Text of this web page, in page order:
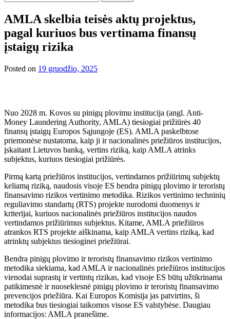
AMLA skelbia teisės aktų projektus,
pagal kuriuos bus vertinama finansų
įstaigų rizika
Posted on 19 gruodžio, 2025
Nuo 2028 m. Kovos su pinigų plovimu institucija (angl. Anti-
Money Laundering Authority, AMLA) tiesiogiai prižiūrės 40
finansų įstaigų Europos Sąjungoje (ES). AMLA paskelbtose
priemonėse nustatoma, kaip ji ir nacionalinės priežiūros institucijos,
įskaitant Lietuvos banką, vertins riziką, kaip AMLA atrinks
subjektus, kuriuos tiesiogiai prižiūrės.
Pirmą kartą priežiūros institucijos, vertindamos prižiūrimų subjektų
keliamą riziką, naudosis visoje ES bendra pinigų plovimo ir teroristų
finansavimo rizikos vertinimo metodika. Rizikos vertinimo techninių
reguliavimo standartų (RTS) projekte nurodomi duomenys ir
kriterijai, kuriuos nacionalinės priežiūros institucijos naudos
vertindamos prižiūrimus subjektus. Kitame, AMLA priežiūros
atrankos RTS projekte aiškinama, kaip AMLA vertins riziką, kad
atrinktų subjektus tiesioginei priežiūrai.
Bendra pinigų plovimo ir teroristų finansavimo rizikos vertinimo
metodika siekiama, kad AMLA ir nacionalinės priežiūros institucijos
vienodai suprastų ir vertintų rizikas, kad visoje ES būtų užtikrinama
patikimesnė ir nuoseklesnė pinigų plovimo ir teroristų finansavimo
prevencijos priežiūra. Kai Europos Komisija jas patvirtins, ši
metodika bus tiesiogiai taikomos visose ES valstybėse. Daugiau
informacijos: AMLA pranešime.